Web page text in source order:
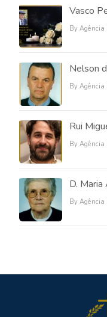
Vasco
By Agência
Nelson
By Agência
Rui
By Agência
D. Maria
By Agência